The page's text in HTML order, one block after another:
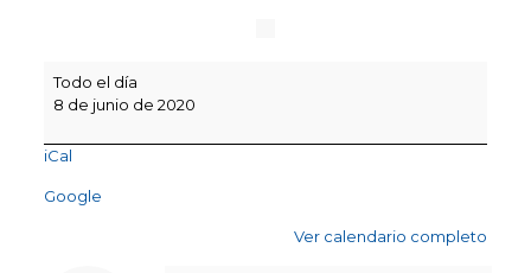
saber
institucional
2º
11º
Todo el día
8 de junio de 2020
iCal
Google
Ver calendario completo